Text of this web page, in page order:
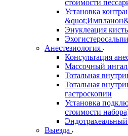
стоимости
Установка
Энуклеация
Анестезиология
Консультация
Массочный
Тотальная
Тотальная
гастроскопии
Установка
стоимости
Выезда